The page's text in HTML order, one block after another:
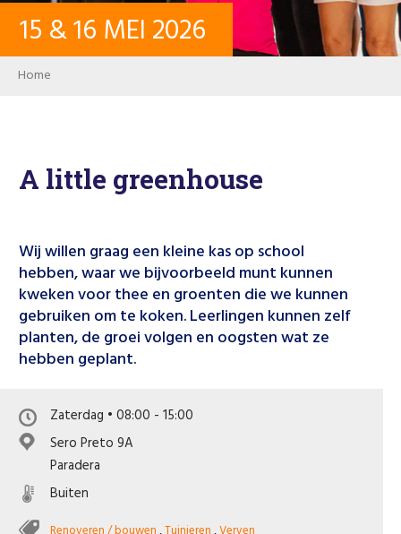
CONTACT
Search
Like ons op Facebook
15 &16 MEI 2026
Breadcrumb
Home
A little greenhouse
Wij willen graag een kleine kas op school
hebben, waar we bijvoorbeeld munt kunnen
kweken voor thee en groenten die we kunnen
gebruiken om te koken. Leerlingen kunnen zelf
planten, de groei volgen en oogsten wat ze
hebben geplant.
Zaterdag • 08:00 - 15:00
Sero Preto 9A
Paradera
Buiten